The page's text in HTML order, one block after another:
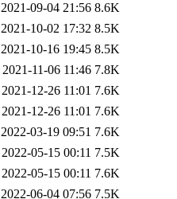
2021-09-04 21:56 8.6K
2021-10-02 17:32 8.5K
2021-10-16 19:45 8.5K
2021-11-06 11:46 7.8K
2021-12-26 11:01 7.6K
2021-12-26 11:01 7.6K
2022-03-19 09:51 7.6K
2022-05-15 00:11 7.5K
2022-05-15 00:11 7.6K
2022-06-04 07:56 7.5K